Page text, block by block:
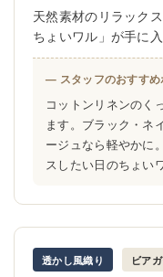
天然素材のリラック
ちょいワル」が手に
— スタッフのおすすめ
コットンリネンのく
ます。ブラック・ネ
ージュなら軽やかに
スしたい日のちょい
透かし風織り ビア